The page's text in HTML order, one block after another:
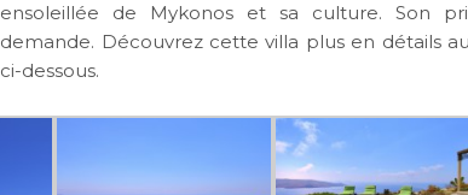
ensoleillée de Mykonos et sa culture. Son
demande. Découvrez cette villa plus en détails
ci-dessous.